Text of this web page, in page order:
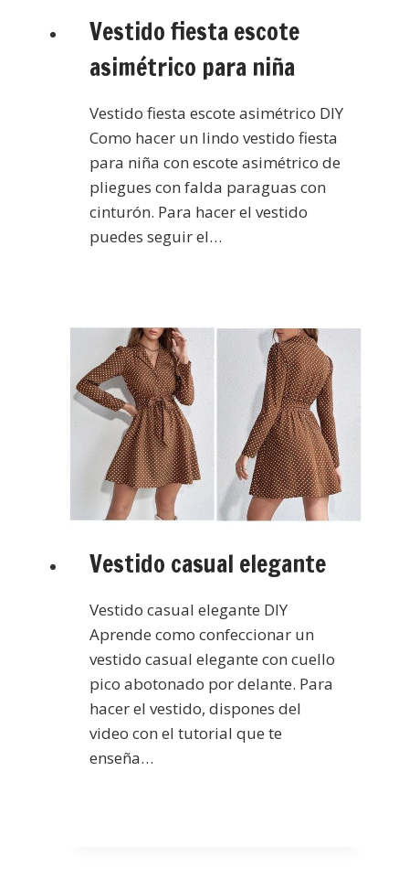
Vestido fiesta escote
asimétrico para niña
Vestido fiesta escote asimétrico DIY
Como hacer un lindo vestido fiesta
para niña con escote asimétrico de
pliegues con falda paraguas con
cinturón. Para hacer el vestido
puedes seguir el…
Vestido casual elegante
Vestido casual elegante DIY
Aprende como confeccionar un
vestido casual elegante con cuello
pico abotonado por delante. Para
hacer el vestido, dispones del
video con el tutorial que te
enseña…